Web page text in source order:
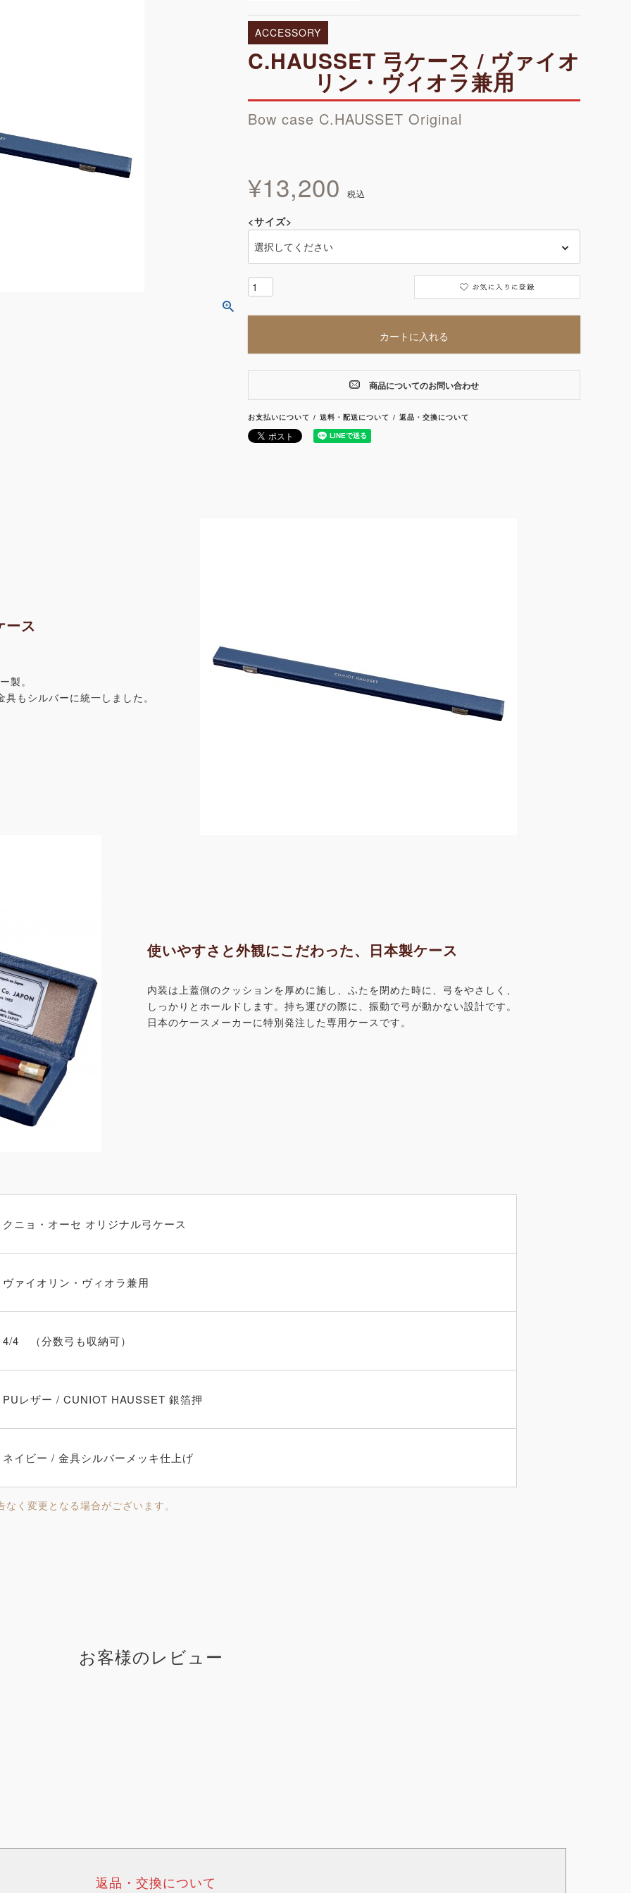
ACCESSORY
C.HAUSSET 弓ケース / ヴァイオ
リン・ヴィオラ兼用
Bow case C.HAUSSET Original
¥13,200 税込
<サイズ>
カートに入れる
商品についてのお問い合わせ
お支払いについて 送料・配送について 返品・交換について
ース
製。
もシルバーに統一しました。
使いやすさと外観にこだわった、日本製ケース
内装は上蓋側のクッションを厚めに施し、ふたを閉めた時に、弓をやさしく、
しっかりとホールドします。持ち運びの際に、振動で弓が動かない設計です。
日本のケースメーカーに特別発注した専用ケースです。
クニョ・オーセ オリジナル弓ケース
ヴァイオリン・ヴィオラ兼用
4/4 （分数弓も収納可）
PUレザー / CUNIOT HAUSSET 銀箔押
ネイビー / 金具シルバーメッキ仕上げ
く変更となる場合がございます。
お客様のレビュー
返品・交換について